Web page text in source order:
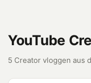
YouTube
5 Creator vloggen aus